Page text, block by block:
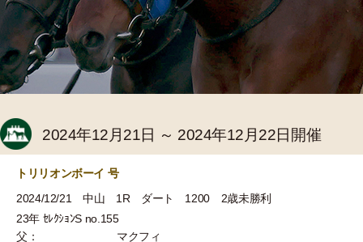
2024年12月21日 ～ 2024年12月22日開催
トリリオンボーイ 号
2024/12/21 中山 1R ダート 1200 2歳未勝利
23年 ｾﾚｸｼｮﾝS no.155
父：
マクフィ